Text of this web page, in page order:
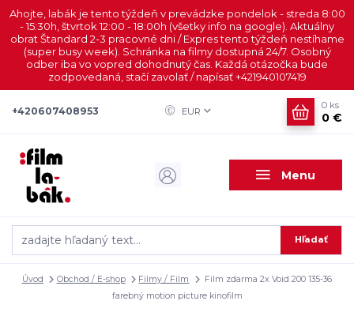
Ahojte, labák je tento týždeň v prevádzke pondelok - streda 8:00
- 15:30h, štvrtok 12:00 - 18:00h (všetky info na google). Aktuálny
obrat Štandard 2-3 pracovné dni / Expres tento týždeň nestíhame
(super busy week). Schránka na filmy dostupná 24/7. Osobný
odber iba vo vopred dohodnutý čas. Každá otázočka bude
zodpovedaná, stačí zavolať / napísať +421940107419
Menu
EUR
Hľadať
+420607408953
0 ks
0 €
Úvod Obchod / E-shop Filmy / Film
Film zdarma 2x Void 200 135-36
farebný motion picture kinofilm